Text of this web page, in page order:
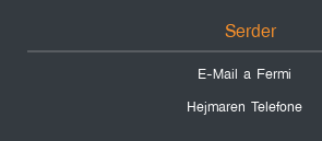
Serder
E-Mail a Fermi
Hejmaren Telefone